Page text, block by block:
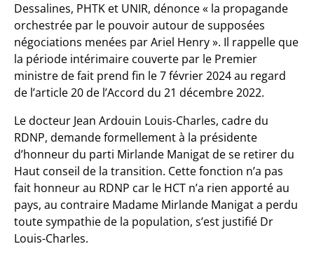
Dessalines, PHTK et UNIR, dénonce « la propagande
orchestrée par le pouvoir autour de supposées
négociations menées par Ariel Henry ». Il rappelle que
la période intérimaire couverte par le Premier
ministre de fait prend fin le 7 février 2024 au regard
de l’article 20 de l’Accord du 21 décembre 2022.
Le docteur Jean Ardouin Louis-Charles, cadre du
RDNP, demande formellement à la présidente
d’honneur du parti Mirlande Manigat de se retirer du
Haut conseil de la transition. Cette fonction n’a pas
fait honneur au RDNP car le HCT n’a rien apporté au
pays, au contraire Madame Mirlande Manigat a perdu
toute sympathie de la population, s’est justifié Dr
Louis-Charles.